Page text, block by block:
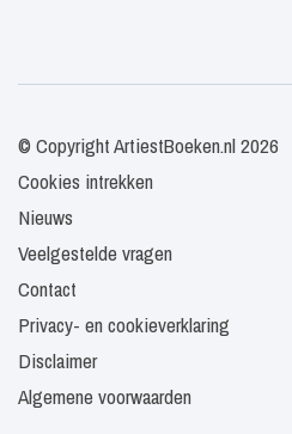
© Copyright ArtiestBoeken.nl 2026
Cookies intrekken
Nieuws
Veelgestelde vragen
Contact
Privacy- en cookieverklaring
Disclaimer
Algemene voorwaarden